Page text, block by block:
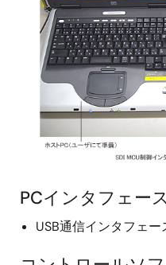
PCインタフェース
USB通信インタフェー